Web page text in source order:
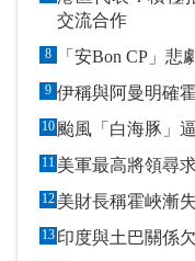
交流合作
8 「安Bon CP」
9 伊稱與阿曼明確
10 颱風「白海豚」
11 美軍最高將領尋
12 美財長稱霍峽漸
13